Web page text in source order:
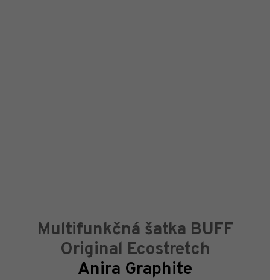
Multifunkčná šatka BUFF
Original Ecostretch
Anira Graphite